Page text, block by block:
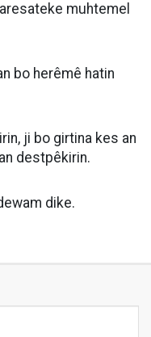
muhtemel
bo herêmê hatin
ji bo girtina kes an
destpêkirin.
dike.